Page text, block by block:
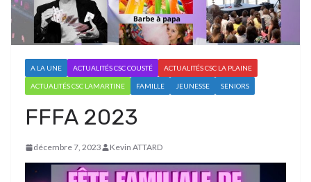
A LA UNE ACTUALITÉS CSC COUSTÉ ACTUALITÉS CSC LA PLAINE
ACTUALITÉS CSC LAMARTINE FAMILLE JEUNESSE SENIORS
FFFA 2023
décembre 7, 2023 Kevin ATTARD